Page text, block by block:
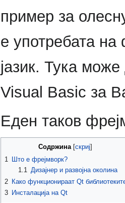
пример за
е употребата на
јазик. Тука
Visual Basic за
Еден таков
Содржина
1 Што е фрејмворк?
1.1 Дизајнер и развојна околина
2 Како функционираат Qt
3 Инсталација на Qt